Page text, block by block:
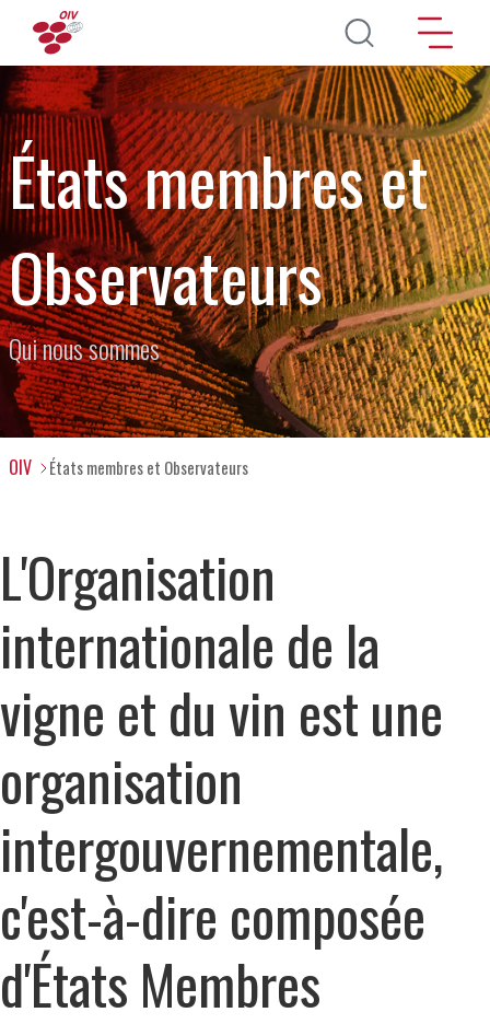
Aller au contenu principal
États membres et
Observateurs
Qui nous sommes
OIV États membres et Observateurs
L'Organisation
internationale de la
vigne et du vin est une
organisation
intergouvernementale,
c'est-à-dire composée
d'États Membres